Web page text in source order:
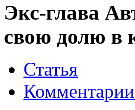
Экс-глава
свою долю в
Статья